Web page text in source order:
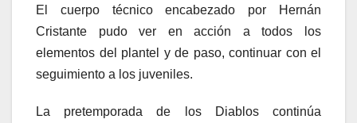
El cuerpo técnico encabezado por Hernán
Cristante pudo ver en acción a todos los
elementos del plantel y de paso, continuar con el
seguimiento a los juveniles.
La pretemporada de los Diablos continúa